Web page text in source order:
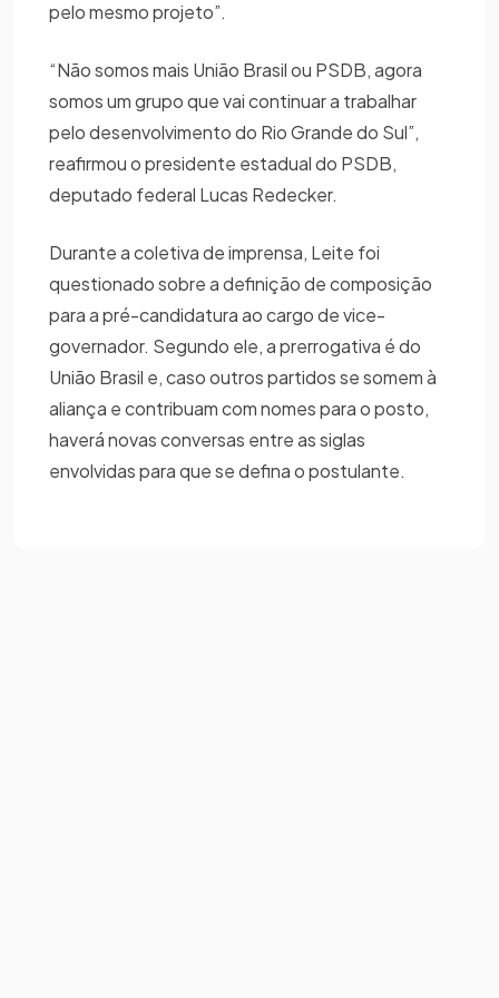
pelo mesmo projeto”.
“Não somos mais União Brasil ou PSDB, agora
somos um grupo que vai continuar a trabalhar
pelo desenvolvimento do Rio Grande do Sul”,
reafirmou o presidente estadual do PSDB,
deputado federal Lucas Redecker.
Durante a coletiva de imprensa, Leite foi
questionado sobre a definição de composição
para a pré-candidatura ao cargo de vice-
governador. Segundo ele, a prerrogativa é do
União Brasil e, caso outros partidos se somem à
aliança e contribuam com nomes para o posto,
haverá novas conversas entre as siglas
envolvidas para que se defina o postulante.